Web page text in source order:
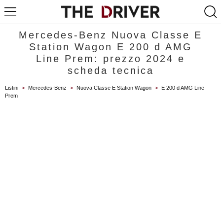
Mercedes-Benz Nuova Classe E
Station Wagon E 200 d AMG
Line Prem: prezzo 2024 e
scheda tecnica
Listini > Mercedes-Benz > Nuova Classe E Station Wagon >
E 200 d AMG Line
Prem